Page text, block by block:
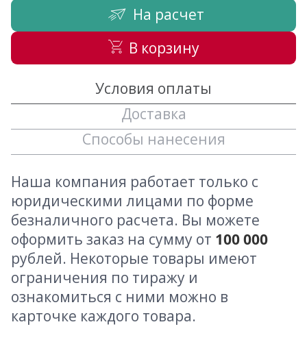
На расчет
В корзину
Условия оплаты
Доставка
Способы нанесения
Наша компания работает только с
юридическими лицами по форме
безналичного расчета. Вы можете
оформить заказ на сумму от 100 000
рублей. Некоторые товары имеют
ограничения по тиражу и
ознакомиться с ними можно в
карточке каждого товара.